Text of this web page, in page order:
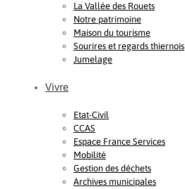
La Vallée des Rouets
Notre patrimoine
Maison du tourisme
Sourires et regards thiernois
Jumelage
Vivre
Etat-Civil
CCAS
Espace France Services
Mobilité
Gestion des déchets
Archives municipales